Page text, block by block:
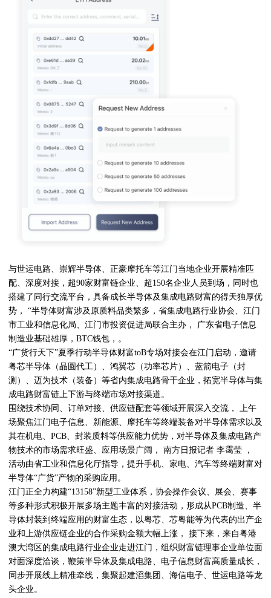
与世运电路、崇辉半导体、正豪摩托车等江门当地企业开展精准匹
配、深度对接，超90家财富链企业、超150名企业人员到场，同时也
搭建了同行交流平台，具备成长半导体及集成电路财富的得天独厚优
势， “半导体财富涉及原质料品类繁多，省集成电路行业协会、江门
市工业和信息化局、江门市投资促进局联合主办， 广东省电子信息
制造业基础雄厚，BTC钱包，。
“广货行天下”夏季行动半导体财富toB专场对接会在江门启动，邀请
粤芯半导体（晶圆代工）、鸿翼芯（功率芯片）、蓝箭电子（封
测）、迈为技术（装备）等省内集成电路骨干企业，拓宽半导体与集
成电路财富链上下游与终端市场对接渠道。
围绕技术协同、订单对接、供应链配套等领域开展深入交流， 上午
场聚焦江门电子信息、新能源、摩托车等终端装备对半导体需求以及
其在机电、PCB、封装质料等供应能力优势，对半导体及集成电路产
物技术的市场需求旺盛、应用场景广阔， 南方日报记者 李霭莹 ，
活动由省工业和信息化厅指导，提升手机、家电、汽车等终端财富对
半导体“广货”产物的采购应用。
江门正全力构建“13158”新型工业体系，协会操作会议、展会、赛事
等多种形式积极开展多场主题丰富的对接活动，形成从PCB制造、半
导体封装到终端应用的财富生态，以粤芯、芯粤能等为代表的出产企
业和上游供应链企业的合作采购金额大幅上涨， 接下来，来自粤港
澳大湾区的集成电路行业企业走进江门，组织财富链理事企业单位面
对面深度洽谈，鞭策半导体及集成电路、电子信息财富高质量成长，
同步开展线上精准牵线，集聚起建滔集团、海信电子、世运电路等龙
头企业。